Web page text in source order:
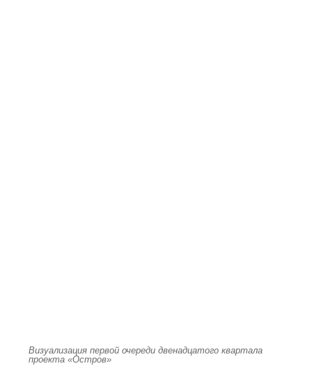
Визуализация первой очереди двенадцатого квартала
проекта «Остров»